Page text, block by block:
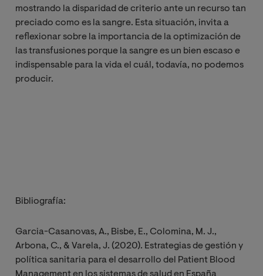
mostrando la disparidad de criterio ante un recurso tan
preciado como es la sangre. Esta situación, invita a
reflexionar sobre la importancia de la optimización de
las transfusiones porque la sangre es un bien escaso e
indispensable para la vida el cuál, todavía, no podemos
producir.
Bibliografía:
Garcia-Casanovas, A., Bisbe, E., Colomina, M. J.,
Arbona, C., & Varela, J. (2020). Estrategias de gestión y
política sanitaria para el desarrollo del Patient Blood
Management en los sistemas de salud en España